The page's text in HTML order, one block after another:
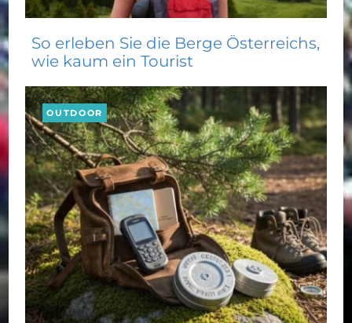
So erleben Sie die Berge Österreichs,
wie kaum ein Tourist
OUTDOOR